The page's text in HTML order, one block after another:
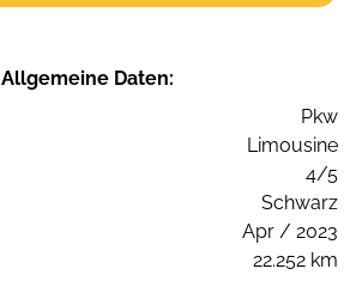
Allgemeine Daten:
Pkw
Limousine
4/5
Schwarz
Apr / 2023
22.252 km